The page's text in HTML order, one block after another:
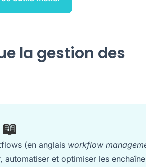
la gestion des
(en anglais workflow
automatiser et optimiser les